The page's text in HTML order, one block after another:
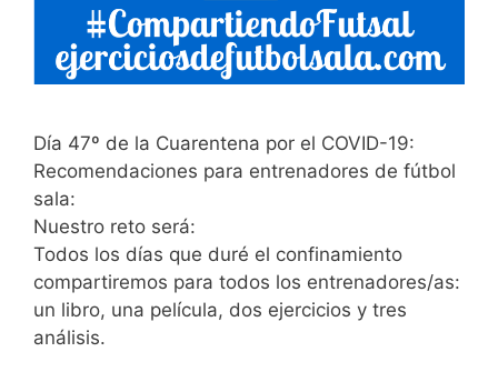
Día 47º de la Cuarentena por el COVID-19:
Recomendaciones para entrenadores de fútbol
sala:
Nuestro reto será:
Todos los días que duré el confinamiento
compartiremos para todos los entrenadores/as:
un libro, una película, dos ejercicios y tres
análisis.